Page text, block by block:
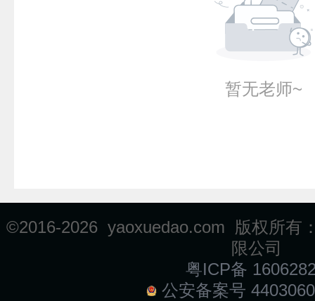
暂无老师~
©2016-2026 yaoxuedao.com 版权所有
限公司
粤ICP备
公安备案号